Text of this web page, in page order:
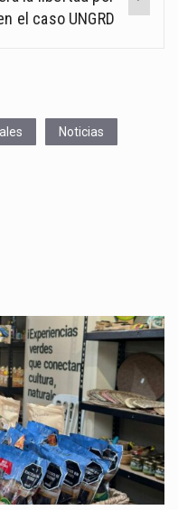
el caso UNGRD
Noticias